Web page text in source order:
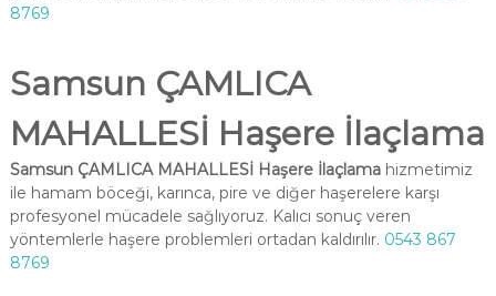
8769
Samsun ÇAMLICA
MAHALLESİ Haşere İlaçlama
Samsun ÇAMLICA MAHALLESİ Haşere İlaçlamahizmetimiz
ile hamam böceği, karınca, pire ve diğer haşerelere karşı
profesyonel mücadele sağlıyoruz. Kalıcı sonuç veren
yöntemlerle haşere problemleri ortadan kaldırılır. 0543 867
8769